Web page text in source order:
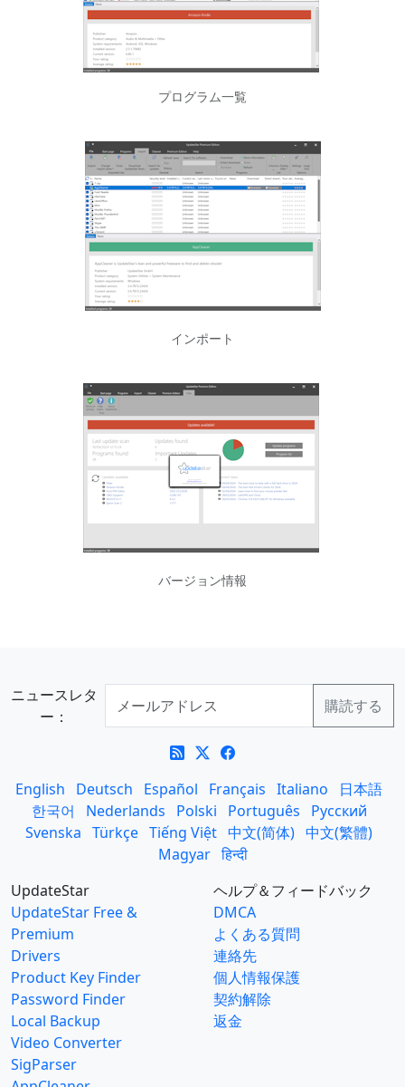
プログラム一覧
インポート
バージョン情報
ニュースレタ
ー：
English Deutsch Español Français Italiano
日本語
한국어
Nederlands Polski Português
Русский
Svenska Türkçe Tiếng Việt 中文(简体) 中文(繁體)
Magyar हिन्दी
UpdateStar
UpdateStar Free &
Premium
Drivers
Product Key Finder
Password Finder
Local Backup
Video Converter
SigParser
ヘルプ＆フィードバック
DMCA
よくある質問
連絡先
個人情報保護
契約解除
返金